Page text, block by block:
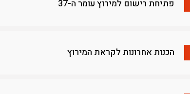
פתיחת רישום למירוץ עומר ה-37
הכנות אחרונות לקראת המירוץ